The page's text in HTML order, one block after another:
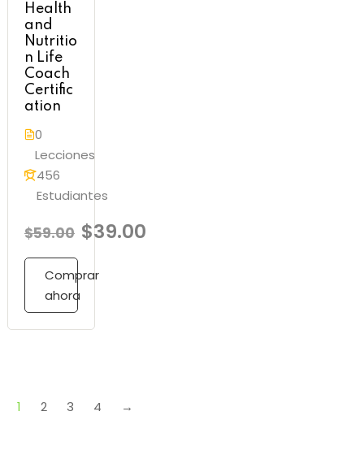
Health
and
Nutritio
n Life
Coach
Certific
ation
0
Lecciones
456
Estudiantes
$59.00 $39.00
Comprar
ahora
1 2 3 4 →